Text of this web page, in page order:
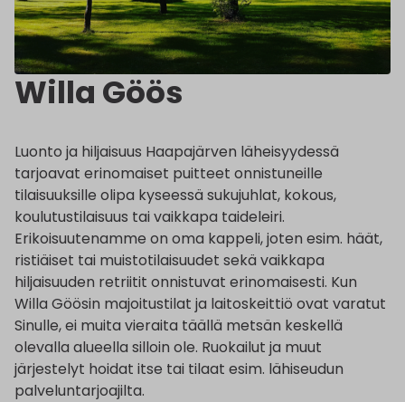
Willa Göös
Luonto ja hiljaisuus Haapajärven läheisyydessä
tarjoavat erinomaiset puitteet onnistuneille
tilaisuuksille olipa kyseessä sukujuhlat, kokous,
koulutustilaisuus tai vaikkapa taideleiri.
Erikoisuutenamme on oma kappeli, joten esim. häät,
ristiäiset tai muistotilaisuudet sekä vaikkapa
hiljaisuuden retriitit onnistuvat erinomaisesti. Kun
Willa Göösin majoitustilat ja laitoskeittiö ovat varatut
Sinulle, ei muita vieraita täällä metsän keskellä
olevalla alueella silloin ole. Ruokailut ja muut
järjestelyt hoidat itse tai tilaat esim. lähiseudun
palveluntarjoajilta.